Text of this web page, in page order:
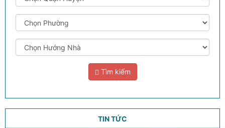
Tìm kiếm
TIN TỨC